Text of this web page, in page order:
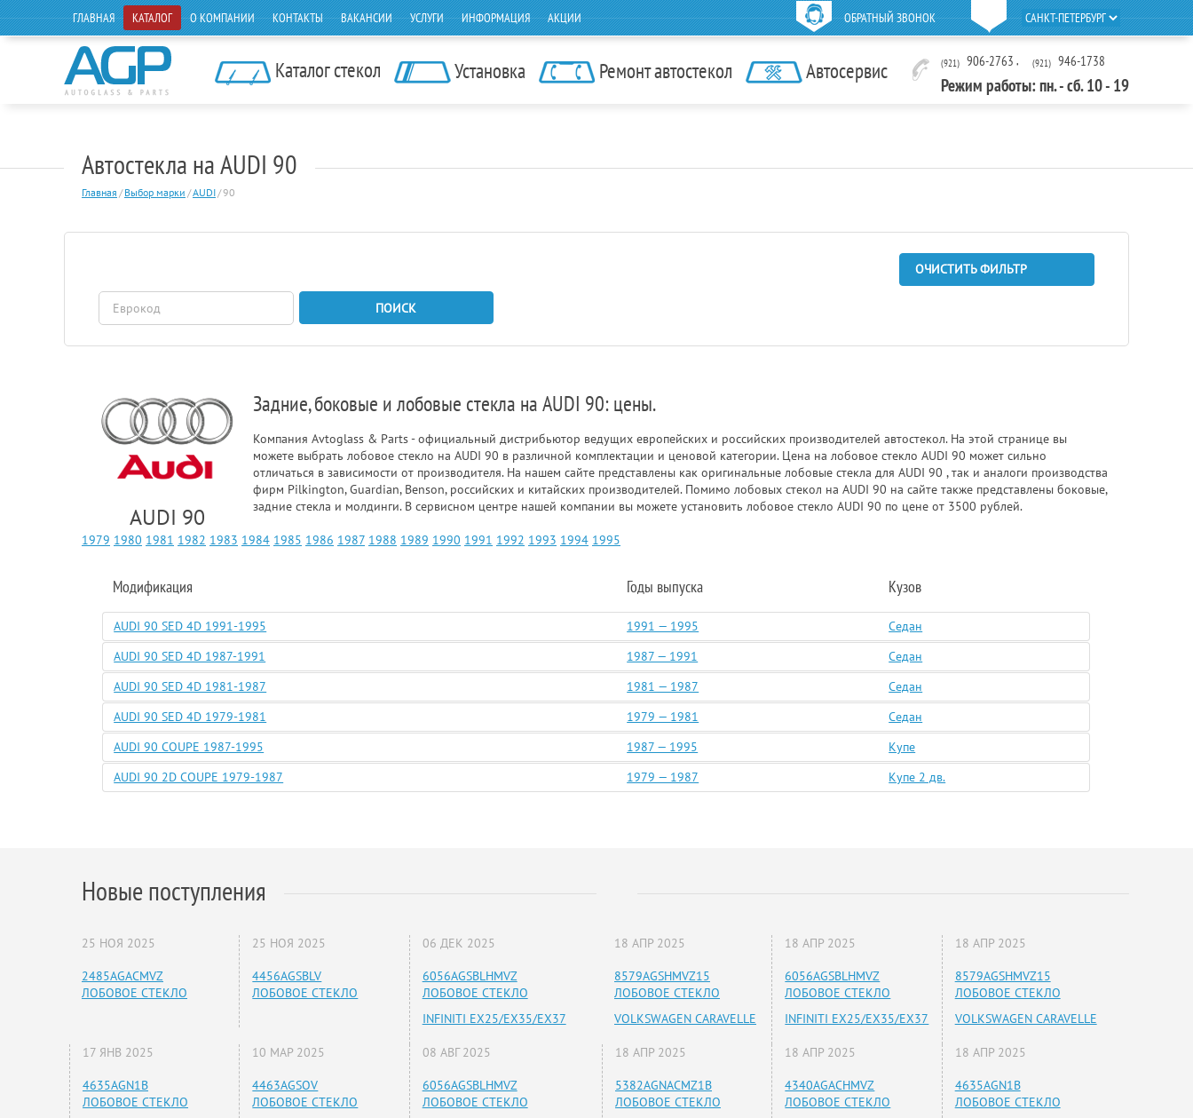
ОБРАТНЫЙ ЗВОНОК
ГЛАВНАЯ КАТАЛОГ О КОМПАНИИ КОНТАКТЫ ВАКАНСИИ УСЛУГИ ИНФОРМАЦИЯ АКЦИИ
Каталог стекол Установка Ремонт автостекол Автосервис (921) 906-2763 , (921) 946-1738
Режим работы: пн. - сб. 10 - 19
Автостекла на AUDI 90
Главная / Выбор марки /AUDI/90
ОЧИСТИТЬ ФИЛЬТР
ПОИСК
AUDI 90
Задние, боковые и лобовые стекла на AUDI 90: цены.
Компания Avtoglass & Parts - официальный дистрибьютор ведущих европейских и российских производителей автостекол. На этой странице вы
можете выбрать лобовое стекло на AUDI 90 в различной комплектации и ценовой категории. Цена на лобовое стекло AUDI 90 может сильно
отличаться в зависимости от производителя. На нашем сайте представлены как оригинальные лобовые стекла для AUDI 90 , так и аналоги производства
фирм Pilkington, Guardian, Benson, российских и китайских производителей. Помимо лобовых стекол на AUDI 90 на сайте также представлены боковые,
задние стекла и молдинги. В сервисном центре нашей компании вы можете установить лобовое стекло AUDI 90 по цене от 3500 рублей.
1979 1980 1981 1982 1983 1984 1985 1986 1987 1988 1989 1990 1991 1992 1993 1994 1995
Модификация Годы выпуска Кузов
AUDI 90 SED 4D 1991-1995 1991 — 1995
Седан
AUDI 90 SED 4D 1987-1991
1987 — 1991
Седан
AUDI 90 SED 4D 1981-1987
1981 — 1987
Седан
AUDI 90 SED 4D 1979-1981
1979 — 1981
Седан
AUDI 90 COUPE 1987-1995
1987 — 1995
Купе
AUDI 90 2D COUPE 1979-1987
1979 — 1987 Купе 2 дв.
Новые поступления
25 НОЯ 2025
2485AGACMVZ
ЛОБОВОЕ СТЕКЛО
25 НОЯ 2025
4456AGSBLV
ЛОБОВОЕ СТЕКЛО
06 ДЕК 2025
6056AGSBLHMVZ
ЛОБОВОЕ СТЕКЛО
INFINITI EX25/EX35/EX37
17 ЯНВ 2025
4635AGN1B
ЛОБОВОЕ СТЕКЛО
10 МАР 2025
4463AGSOV
ЛОБОВОЕ СТЕКЛО
08 АВГ 2025
6056AGSBLHMVZ
ЛОБОВОЕ СТЕКЛО
18 АПР 2025
8579AGSHMVZ15
ЛОБОВОЕ СТЕКЛО
VOLKSWAGEN CARAVELLE
18 АПР 2025
6056AGSBLHMVZ
ЛОБОВОЕ СТЕКЛО
INFINITI EX25/EX35/EX37
18 АПР 2025
8579AGSHMVZ15
ЛОБОВОЕ СТЕКЛО
VOLKSWAGEN CARAVELLE
18 АПР 2025
5382AGNACMZ1B
ЛОБОВОЕ СТЕКЛО
18 АПР 2025
4340AGACHMVZ
ЛОБОВОЕ СТЕКЛО
18 АПР 2025
4635AGN1B
ЛОБОВОЕ СТЕКЛО